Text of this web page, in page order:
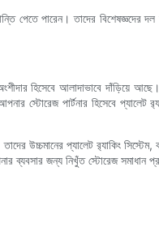
পেতে পারেন। তাদের
হিসেবে আলাদাভাবে দাঁড়িয়ে
পার্টনার হিসেবে প্যালেট
উচ্চমানের প্যালেট র‍্যাকিং
জন্য নিখুঁত স্টোরেজ সমাধান